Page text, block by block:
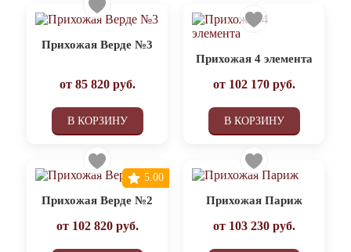
Прихожая Верде №3
от 85 820руб.
В КОРЗИНУ
Прихожая 4 элемента
от 102 170руб.
В КОРЗИНУ
Прихожая Верде №2
от 102 820руб.
5.00
Прихожая Париж
от 103 230руб.